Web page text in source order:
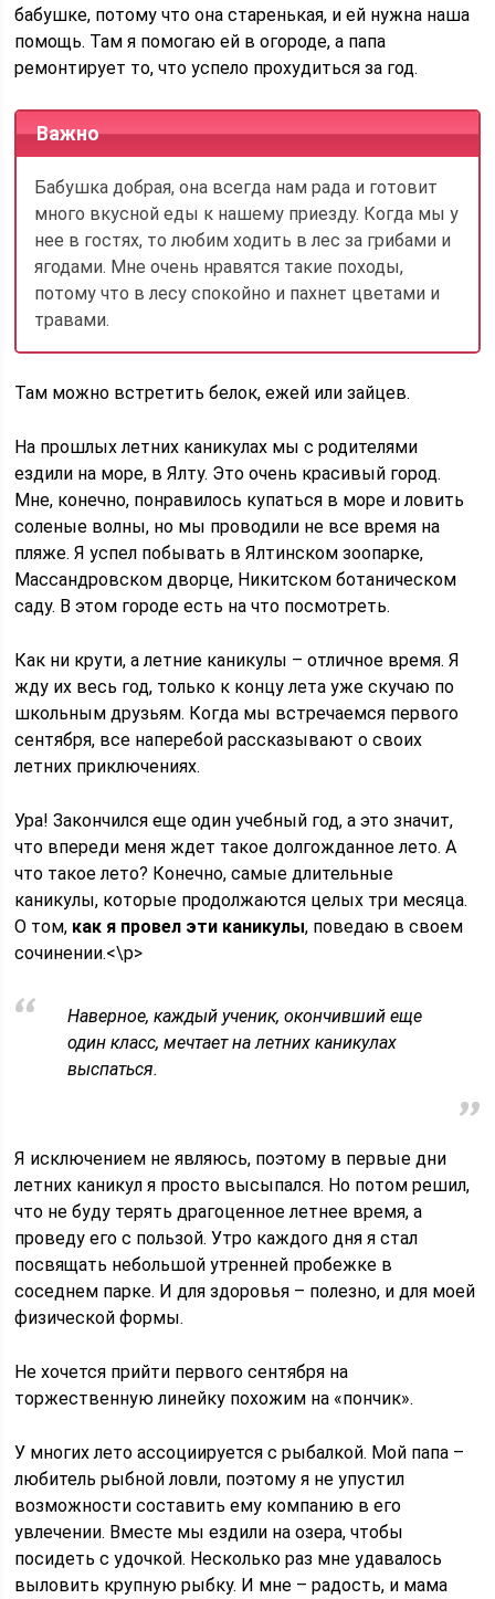
бабушке, потому что она старенькая, и ей нужна наша
помощь. Там я помогаю ей в огороде, а папа
ремонтирует то, что успело прохудиться за год.
Важно
Бабушка добрая, она всегда нам рада и готовит
много вкусной еды к нашему приезду. Когда мы у
нее в гостях, то любим ходить в лес за грибами и
ягодами. Мне очень нравятся такие походы,
потому что в лесу спокойно и пахнет цветами и
травами.
Там можно встретить белок, ежей или зайцев.
На прошлых летних каникулах мы с родителями
ездили на море, в Ялту. Это очень красивый город.
Мне, конечно, понравилось купаться в море и ловить
соленые волны, но мы проводили не все время на
пляже. Я успел побывать в Ялтинском зоопарке,
Массандровском дворце, Никитском ботаническом
саду. В этом городе есть на что посмотреть.
Как ни крути, а летние каникулы – отличное время. Я
жду их весь год, только к концу лета уже скучаю по
школьным друзьям. Когда мы встречаемся первого
сентября, все наперебой рассказывают о своих
летних приключениях.
Ура! Закончился еще один учебный год, а это значит,
что впереди меня ждет такое долгожданное лето. А
что такое лето? Конечно, самые длительные
каникулы, которые продолжаются целых три месяца.
О том, как я провел эти каникулы, поведаю в своем
сочинении.<\p>
Наверное, каждый ученик, окончивший еще
один класс, мечтает на летних каникулах
выспаться.
Я исключением не являюсь, поэтому в первые дни
летних каникул я просто высыпался. Но потом решил,
что не буду терять драгоценное летнее время, а
проведу его с пользой. Утро каждого дня я стал
посвящать небольшой утренней пробежке в
соседнем парке. И для здоровья – полезно, и для моей
физической формы.
Не хочется прийти первого сентября на
торжественную линейку похожим на «пончик».
У многих лето ассоциируется с рыбалкой. Мой папа –
любитель рыбной ловли, поэтому я не упустил
возможности составить ему компанию в его
увлечении. Вместе мы ездили на озера, чтобы
посидеть с удочкой. Несколько раз мне удавалось
выловить крупную рыбку. И мне – радость, и мама